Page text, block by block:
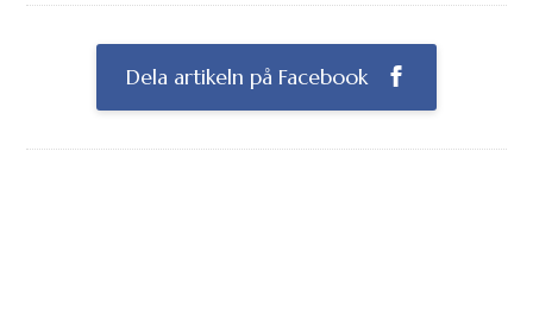
Dela artikeln på Facebook